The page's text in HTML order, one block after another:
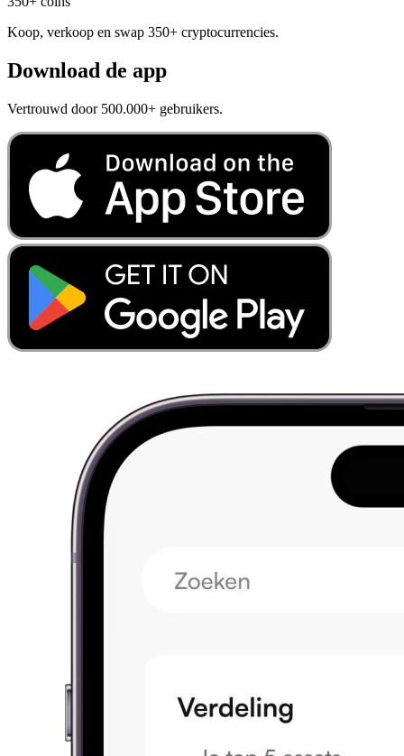
Koop, verkoop en swap 350+ cryptocurrencies.
Download de app
Vertrouwd door 500.000+ gebruikers.